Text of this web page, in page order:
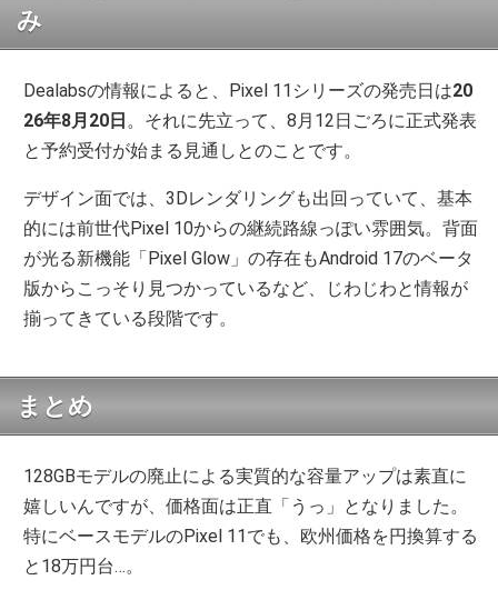
み
Dealabsの情報によると、Pixel 11シリーズの発売日は20
26年8月20日 。それに先立って、8月12日ごろに正式発表
と予約受付が始まる見通しとのことです。
デザイン面では、3Dレンダリングも出回っていて、基本
的には前世代Pixel 10からの継続路線っぽい雰囲気。背面
が光る新機能「Pixel Glow」の存在もAndroid 17のベータ
版からこっそり見つかっているなど、じわじわと情報が
揃ってきている段階です。
まとめ
128GBモデルの廃止による実質的な容量アップは素直に
嬉しいんですが、価格面は正直「うっ」となりました。
特にベースモデルのPixel 11でも、欧州価格を円換算する
と18万円台…。